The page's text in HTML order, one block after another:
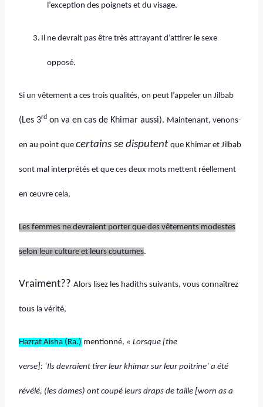
l’exception des poignets et du visage.
3. Il ne devrait pas être très attrayant d’attirer le sexe
opposé.
Si un vêtement a ces trois qualités, on peut l’appeler un Jilbab
(Les 3rd on va en cas de Khimar aussi). Maintenant, venons-
en au point que certains se disputent que Khimar et Jilbab
sont mal interprétés et que ces deux mots mettent réellement
en œuvre cela,
Les femmes ne devraient porter que des vêtements modestes
selon leur culture et leurs coutumes.
Vraiment?? Alors lisez les hadiths suivants, vous connaîtrez
tous la vérité,
Hazrat Aisha (Ra.) mentionné, « Lorsque [the
verse]: ‘Ils devraient tirer leur khimar sur leur poitrine’ a été
révélé, (les dames) ont coupé leurs draps de taille [worn as a